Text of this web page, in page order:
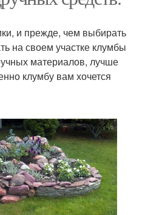
и прежде, чем выбирать
на своем участке клумбы
материалов, лучше
клумбу вам хочется